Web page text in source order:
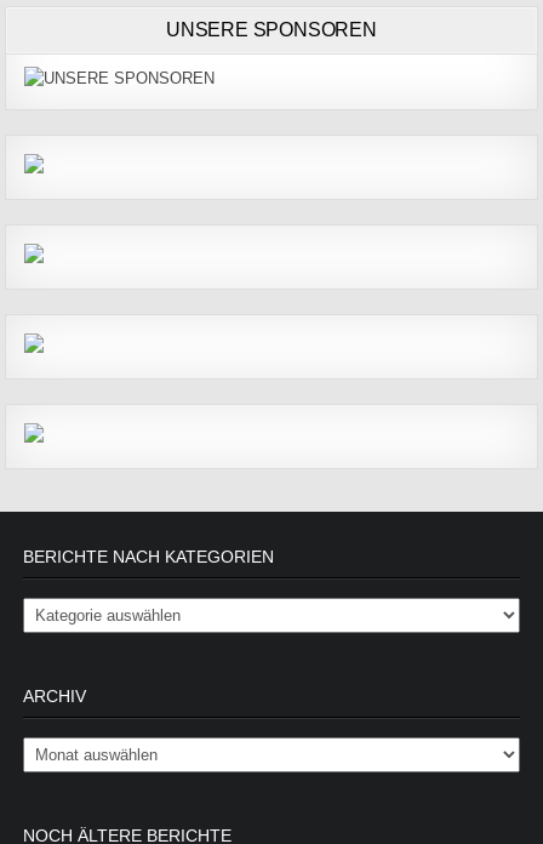
UNSERE SPONSOREN
BERICHTE NACH KATEGORIEN
Berichte nach Kategorien
ARCHIV
Archiv
NOCH ÄLTERE BERICHTE